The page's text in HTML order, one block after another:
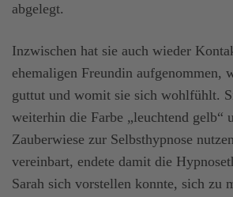
abgelegt.
Inzwischen hat sie auch wieder
ehemaligen Freundin aufgenommen,
guttut und womit sie sich wohlfühlt.
weiterhin die Farbe „leuchtend gelb“
Zauberwiese zur Selbsthypnose
vereinbart, endete damit die
Sarah sich vorstellen konnte, sich zu